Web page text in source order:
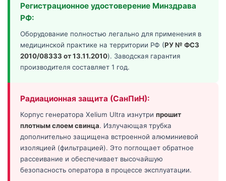
Регистрационное удостоверение Минздрава
РФ:
Оборудование полностью легально для применения в
медицинской практике на территории РФ (РУ № ФСЗ
2010/08333 от 13.11.2010). Заводская гарантия
производителя составляет 1 год.
Радиационная защита (СанПиН):
Корпус генератора Xelium Ultra изнутри прошит
плотным слоем свинца. Излучающая трубка
дополнительно защищена встроенной алюминиевой
изоляцией (фильтрацией). Это поглощает обратное
рассеивание и обеспечивает высочайшую
безопасность оператора в процессе эксплуатации.